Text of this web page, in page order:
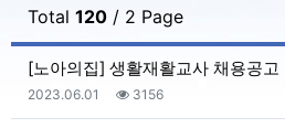
Total 120 / 2 Page
[노아의집] 생활재활교사 채용공고
등록일
2023.06.01 조회
3156